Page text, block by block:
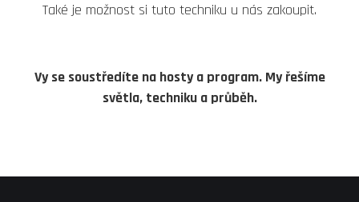
Také je možnost si tuto techniku u nás zakoupit.
Vy se soustředíte na hosty a program. My řešíme
světla, techniku a průběh.